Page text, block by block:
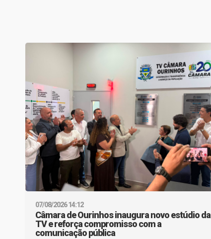
07/08/2026 14:12
Câmara de Ourinhos inaugura novo estúdio da
TV e reforça compromisso com a
comunicação pública